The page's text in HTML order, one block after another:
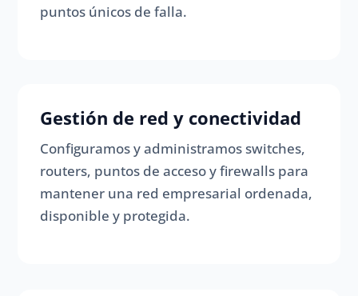
puntos únicos de falla.
Gestión de red y conectividad
Configuramos y administramos switches,
routers, puntos de acceso y firewalls para
mantener una red empresarial ordenada,
disponible y protegida.